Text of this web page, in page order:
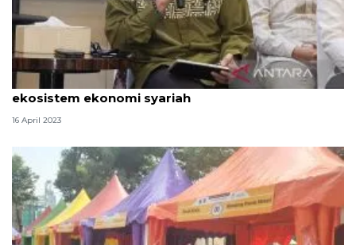
Sandi minta pelaku UMKM kolaborasi ciptakan
ekosistem ekonomi syariah
16 April 2023